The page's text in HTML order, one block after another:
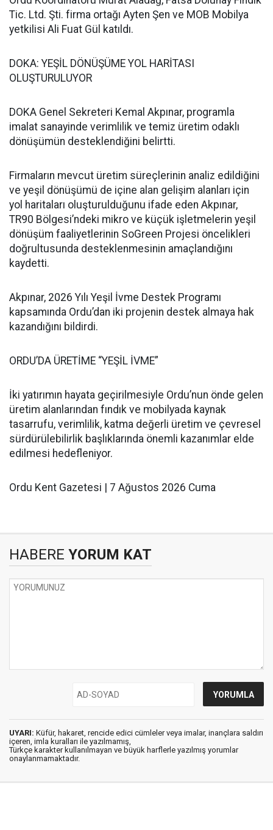
Tic. Ltd. Şti. firma ortağı Ayten Şen ve MOB Mobilya
yetkilisi Ali Fuat Gül katıldı.
DOKA: YEŞİL DÖNÜŞÜME YOL HARİTASI
OLUŞTURULUYOR
DOKA Genel Sekreteri Kemal Akpınar, programla
imalat sanayinde verimlilik ve temiz üretim odaklı
dönüşümün desteklendiğini belirtti.
Firmaların mevcut üretim süreçlerinin analiz edildiğini
ve yeşil dönüşümü de içine alan gelişim alanları için
yol haritaları oluşturulduğunu ifade eden Akpınar,
TR90 Bölgesi’ndeki mikro ve küçük işletmelerin yeşil
dönüşüm faaliyetlerinin SoGreen Projesi öncelikleri
doğrultusunda desteklenmesinin amaçlandığını
kaydetti.
Akpınar, 2026 Yılı Yeşil İvme Destek Programı
kapsamında Ordu’dan iki projenin destek almaya hak
kazandığını bildirdi.
ORDU’DA ÜRETİME “YEŞİL İVME”
İki yatırımın hayata geçirilmesiyle Ordu’nun önde gelen
üretim alanlarından fındık ve mobilyada kaynak
tasarrufu, verimlilik, katma değerli üretim ve çevresel
sürdürülebilirlik başlıklarında önemli kazanımlar elde
edilmesi hedefleniyor.
Ordu Kent Gazetesi | 7 Ağustos 2026 Cuma
HABERE YORUM KAT
UYARI: Küfür, hakaret, rencide edici cümleler veya imalar, inançlara saldırı
içeren, imla kuralları ile yazılmamış,
Türkçe karakter kullanılmayan ve büyük harflerle yazılmış yorumlar
onaylanmamaktadır.